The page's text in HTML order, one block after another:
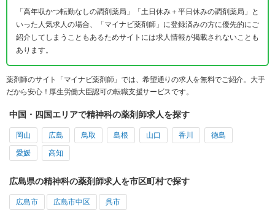
「高年収かつ転勤なしの調剤薬局」「土日休み＋平日休みの調剤薬局」と
いった人気求人の場合、「マイナビ薬剤師」に登録済みの方に優先的にご
紹介してしまうこともあるためサイトには求人情報が掲載されないことも
あります。
薬剤師のサイト「マイナビ薬剤師」では、希望通りの求人を無料でご紹介。大手
だから安心！厚生労働大臣認可の転職支援サービスです。
中国・四国エリアで精神科の薬剤師求人を探す
岡山 広島 鳥取 島根 山口 香川 徳島
愛媛 高知
広島県の精神科の薬剤師求人を市区町村で探す
広島市 広島市中区 呉市